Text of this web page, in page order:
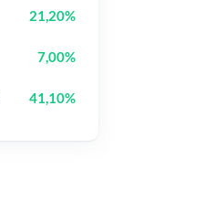
21,20%
7,00%
41,10%